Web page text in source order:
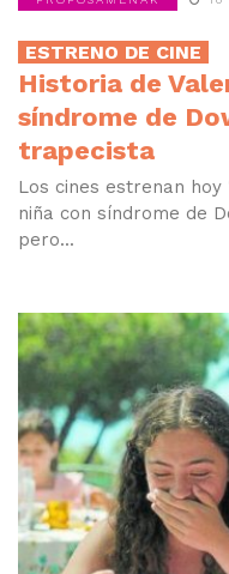
ESTRENO DE CINE
Historia de
síndrome de
trapecista
Los cines estrenan hoy
niña con síndrome de
pero...